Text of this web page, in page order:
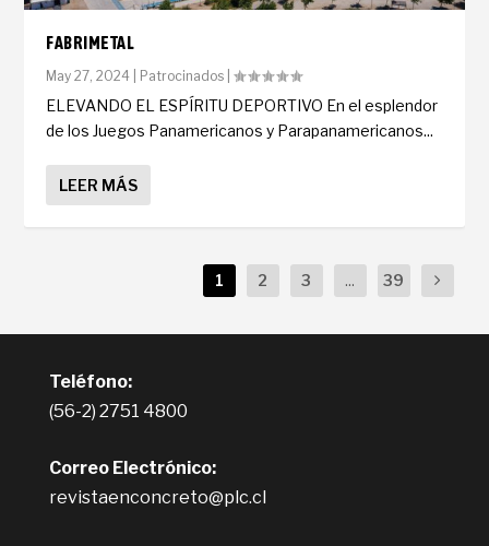
FABRIMETAL
May 27, 2024 Patrocinados |
ELEVANDO EL ESPÍRITU DEPORTIVO En el esplendor
de los Juegos Panamericanos y Parapanamericanos...
LEER MÁS
1 2 3 ... 39
Teléfono:
(56-2) 2751 4800
Correo Electrónico:
revistaenconcreto@plc.cl